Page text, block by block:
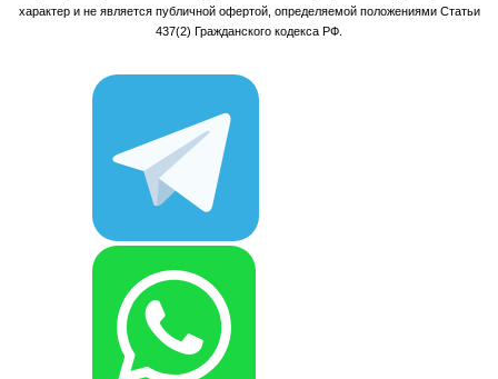
характер и не является публичной офертой, определяемой положениями Статьи
437(2) Гражданского кодекса РФ.